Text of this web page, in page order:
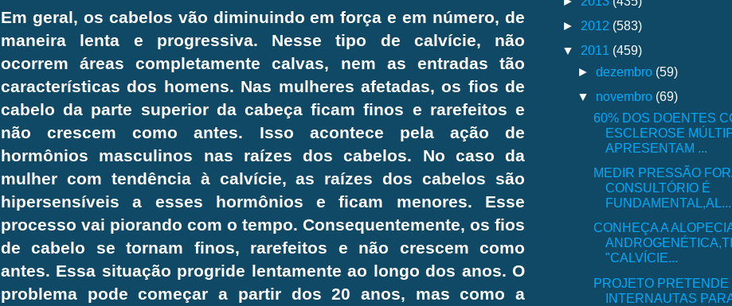
Em geral, os cabelos vão diminuindo em força e em número, de
maneira lenta e progressiva. Nesse tipo de calvície, não
ocorrem áreas completamente calvas, nem as entradas tão
características dos homens. Nas mulheres afetadas, os fios de
cabelo da parte superior da cabeça ficam finos e rarefeitos e
não crescem como antes. Isso acontece pela ação de
hormônios masculinos nas raízes dos cabelos. No caso da
mulher com tendência à calvície, as raízes dos cabelos são
hipersensíveis a esses hormônios e ficam menores. Esse
processo vai piorando com o tempo. Consequentemente, os fios
de cabelo se tornam finos, rarefeitos e não crescem como
antes. Essa situação progride lentamente ao longo dos anos. O
problema pode começar a partir dos 20 anos, mas como a
► 2012 (583)
▼ 2011 (459)
►dezembro (59)
▼ novembro (69)
60% DOS DOENTES
ESCLEROSE
APRESENTAM ...
MEDIR PRESSÃO
CONSULTÓRIO É
FUNDAMENTAL,AL...
CONHEÇA A
"CALVÍCIE...
PROJETO
INTERNAUTAS